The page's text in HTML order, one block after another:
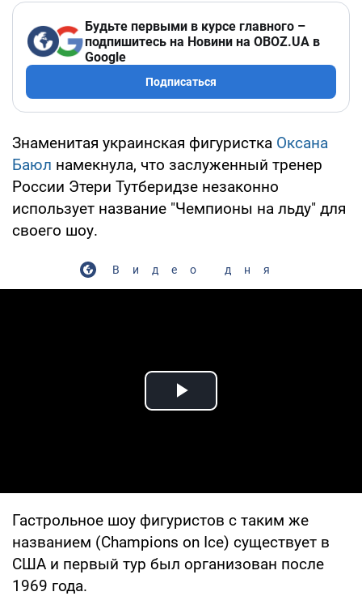
Будьте первыми в курсе главного –
подпишитесь на Новини на OBOZ.UA в
Google
Подписаться
Знаменитая украинская фигуристка Оксана
Баюл намекнула, что заслуженный тренер
России Этери Тутберидзе незаконно
использует название "Чемпионы на льду" для
своего шоу.
Видео дня
Play Video
Гастрольное шоу фигуристов с таким же
названием (Champions on Ice) существует в
США и первый тур был организован после
1969 года.